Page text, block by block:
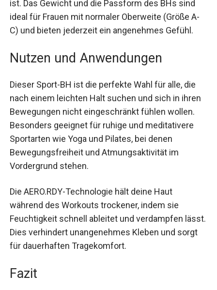
angenehmes Tragegefühl sorgt, sondern auch
umweltfreundlich ist. Das Gewicht und die
Passform des BHs sind ideal für Frauen mit
jederzeit ein angenehmes Gefühl.
Nutzen und Anwendungen
Dieser Sport-BH ist die perfekte Wahl für alle, die
nach einem leichten Halt suchen und sich in
ihren Bewegungen nicht eingeschränkt fühlen
wollen. Besonders geeignet für ruhige und
meditativere Sportarten wie Yoga und Pilates, bei
im Vordergrund stehen.
Die AERO.RDY-Technologie hält deine Haut
während des Workouts trockener, indem sie
Feuchtigkeit schnell ableitet und verdampfen
sorgt für dauerhaften Tragekomfort.